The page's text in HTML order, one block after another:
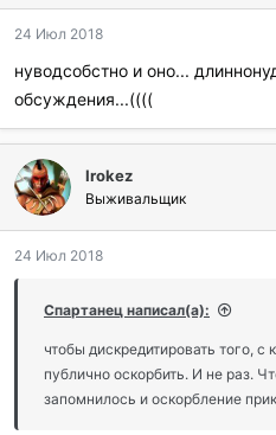
24 Июл 2018
нуводсобстно и оно...
обсуждения...((((
Irokez
Выживальщик
24 Июл 2018
Спартанец написал(а):
чтобы дискредитировать того,
публично оскорбить. И не раз.
запомнилось и оскорбление